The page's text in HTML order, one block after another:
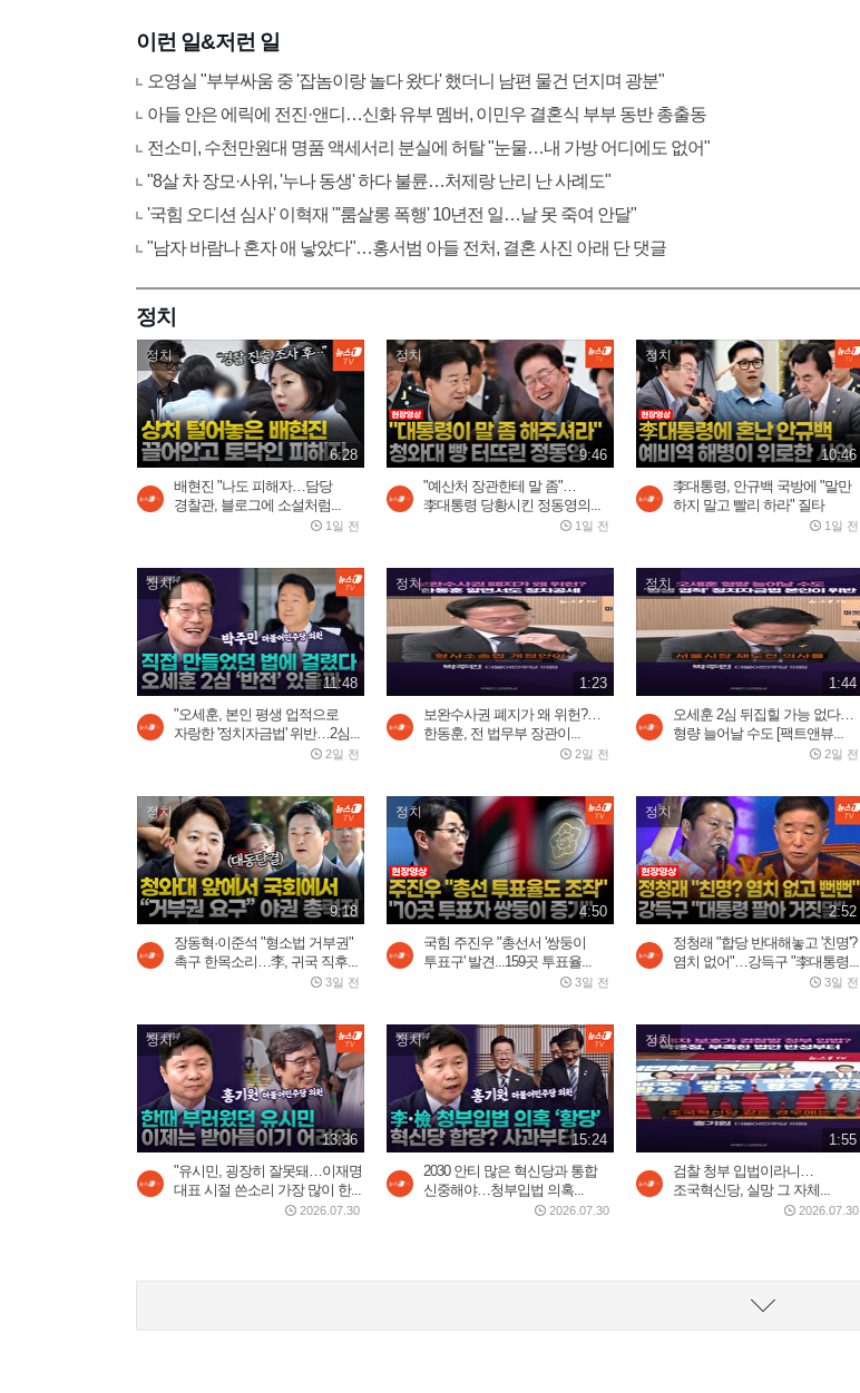
이런 일&저런 일
오영실 "부부싸움 중 '잡놈이랑 놀다 왔다' 했더니 남편 물건 던지며 광분"
아들 안은 에릭에 전진·앤디…신화 유부 멤버, 이민우 결혼식 부부 동반 총출동
전소미, 수천만원대 명품 액세서리 분실에 허탈 "눈물…내 가방 어디에도 없어"
"8살 차 장모·사위, '누나 동생' 하다 불륜…처제랑 난리 난 사례도"
'국힘 오디션 심사' 이혁재 "'룸살롱 폭행' 10년전 일…날 못 죽여 안달"
"남자 바람나 혼자 애 낳았다"…홍서범 아들 전처, 결혼 사진 아래 단 댓글
정치
정치
6:28
배현진 "나도 피해자…담당
경찰관, 블로그에 소설처럼...
1일 전
정치
9:46
"예산처 장관한테 말 좀"…
李대통령 당황시킨 정동영의...
1일 전
정치
10:46
李대통령, 안규백 국방에 "말만
하지 말고 빨리 하라" 질타
1일 전
정치
11:48
"오세훈, 본인 평생 업적으로
자랑한 '정치자금법' 위반…2심...
2일 전
정치
1:23
보완수사권 폐지가 왜 위헌?…
한동훈, 전 법무부 장관이...
2일 전
정치
1:44
오세훈 2심 뒤집힐 가능 없다…
형량 늘어날 수도 [팩트앤뷰...
2일 전
정치
9:18
장동혁·이준석 "형소법 거부권"
촉구 한목소리…李, 귀국 직후...
3일 전
정치
4:50
국힘 주진우 "총선서 '쌍둥이
투표구' 발견...159곳 투표율...
3일 전
정치
2:52
정청래 "합당 반대해놓고 '친명'?
염치 없어"…강득구 "李대통령...
3일 전
정치
13:36
"유시민, 굉장히 잘못돼…이재명
대표 시절 쓴소리 가장 많이 한...
2026.07.30
정치
15:24
2030 안티 많은 혁신당과 통합
신중해야…청부입법 의혹...
2026.07.30
정치
1:55
검찰 청부 입법이라니…
조국혁신당, 실망 그 자체...
2026.07.30